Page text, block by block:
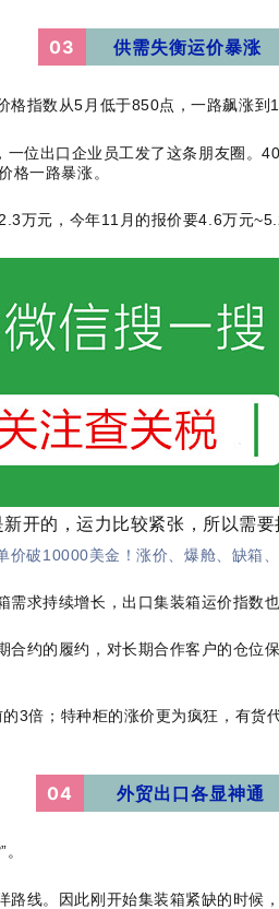
03 供需失衡运价暴涨
指数从5月低于850点，一路飙涨到
一位出口企业员工发了这条朋友圈。
格一路暴涨。
万元，今年11月的报价要4.6万元
开的，运力比较紧张，所以需要
价破10000美金！涨价、爆舱、缺箱
求持续增长，出口集装箱运价指数也
约的履约，对长期合作客户的仓
3倍；特种柜的涨价更为疯狂，有
04 外贸出口各显神通
线。因此刚开始集装箱紧缺的时